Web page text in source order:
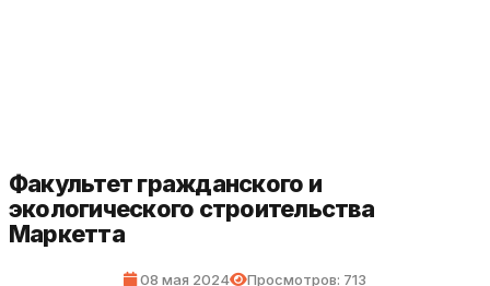
Факультет гражданского и
экологического строительства
Маркетта
08 мая 2024 Просмотров: 713